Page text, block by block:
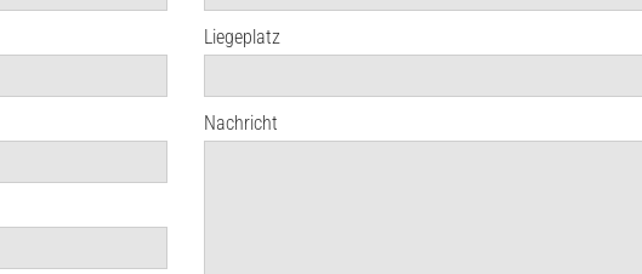
Liegeplatz
Nachricht